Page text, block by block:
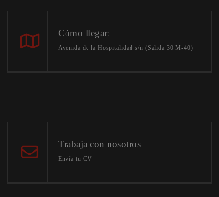
Cómo llegar:
Avenida de la Hospitalidad s/n (Salida 30 M-40)
Trabaja con nosotros
Envía tu CV